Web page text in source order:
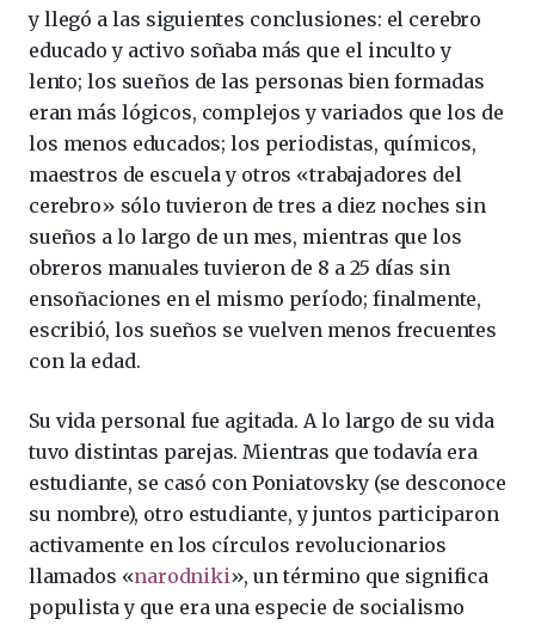
y llegó a las siguientes conclusiones: el cerebro
educado y activo soñaba más que el inculto y
lento; los sueños de las personas bien formadas
eran más lógicos, complejos y variados que los de
los menos educados; los periodistas, químicos,
maestros de escuela y otros «trabajadores del
cerebro» sólo tuvieron de tres a diez noches sin
sueños a lo largo de un mes, mientras que los
obreros manuales tuvieron de 8 a 25 días sin
ensoñaciones en el mismo período; finalmente,
escribió, los sueños se vuelven menos frecuentes
con la edad.
Su vida personal fue agitada. A lo largo de su vida
tuvo distintas parejas. Mientras que todavía era
estudiante, se casó con Poniatovsky (se desconoce
su nombre), otro estudiante, y juntos participaron
activamente en los círculos revolucionarios
llamados «narodniki», un término que significa
populista y que era una especie de socialismo